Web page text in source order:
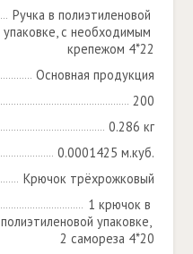
Ручка в полиэтиленовой
упаковке, с необходимым
крепежом 4*22
Основная продукция
200
0.286 кг
0.0001425 м.куб.
Крючок трёхрожковый
1 крючок в
полиэтиленовой упаковке,
2 самореза 4*20